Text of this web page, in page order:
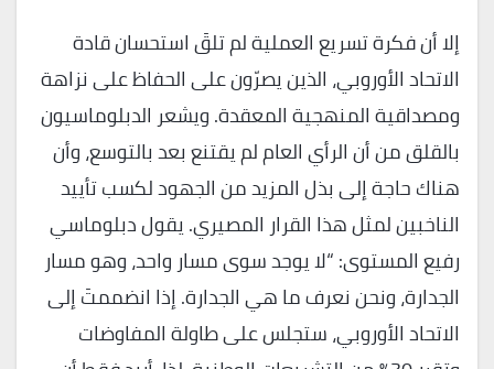
إلا أن فكرة تسريع العملية لم تلقَ استحسان قادة
الاتحاد الأوروبي، الذين يصرّون على الحفاظ على نزاهة
ومصداقية المنهجية المعقدة. ويشعر الدبلوماسيون
بالقلق من أن الرأي العام لم يقتنع بعد بالتوسع، وأن
هناك حاجة إلى بذل المزيد من الجهود لكسب تأييد
الناخبين لمثل هذا القرار المصيري. يقول دبلوماسي
رفيع المستوى: “لا يوجد سوى مسار واحد، وهو مسار
الجدارة، ونحن نعرف ما هي الجدارة. إذا انضممتَ إلى
الاتحاد الأوروبي، ستجلس على طاولة المفاوضات